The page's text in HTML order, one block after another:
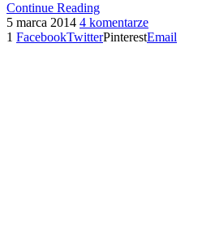
Continue Reading
5 marca 2014 4 komentarze
1 FacebookTwitterPinterestEmail